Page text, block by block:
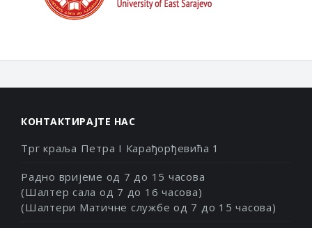
КОНТАКТИРАЈТЕ НАС
Трг краља Петра I Карађорђевића 1
Радно вријеме од 7 до 15 часова
(Шалтер сала од 7 до 16 часова)
(Шалтери Матичне службе од 7 до 15 часова)